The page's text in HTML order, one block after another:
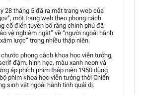
28 tháng 5 đã ra mắt trang web của
một trang web theo phong cách
cổ điển tuyên bố rằng chính phủ đã
vệ nghiêm ngặt” về “người ngoài hành
lược” trong nhiều thập niên.
phong cách khoa học viễn tưởng,
đậm, hình học, màu xanh neon và
áp phích phim thập niên 1950 dùng
phim khoa học viễn tưởng thời Chiến
sinh vật ngoài hành tinh quái dị.